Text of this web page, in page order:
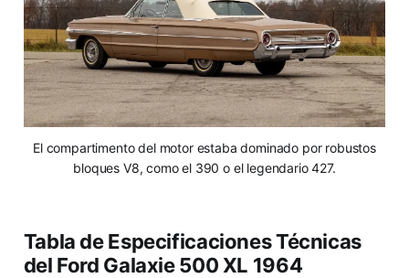
El compartimento del motor estaba dominado por robustos
bloques V8, como el 390 o el legendario 427.
Tabla de Especificaciones Técnicas
del Ford Galaxie 500 XL 1964